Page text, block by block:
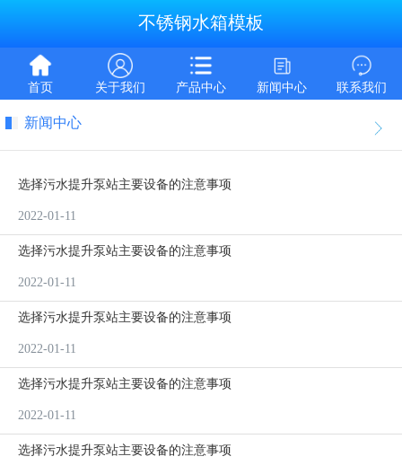
不锈钢水箱模板
首页 关于我们 产品中心 新闻中心 联系我们
新闻中心
选择污水提升泵站主要设备的注意事项
2022-01-11
选择污水提升泵站主要设备的注意事项
2022-01-11
选择污水提升泵站主要设备的注意事项
2022-01-11
选择污水提升泵站主要设备的注意事项
2022-01-11
选择污水提升泵站主要设备的注意事项